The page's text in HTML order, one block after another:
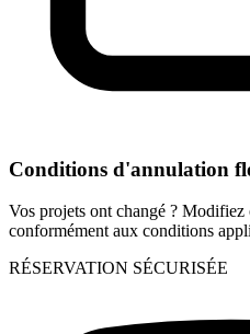
Conditions d'annulation
Vos projets ont changé ?
conformément aux conditions
RÉSERVATION SÉCURISÉE